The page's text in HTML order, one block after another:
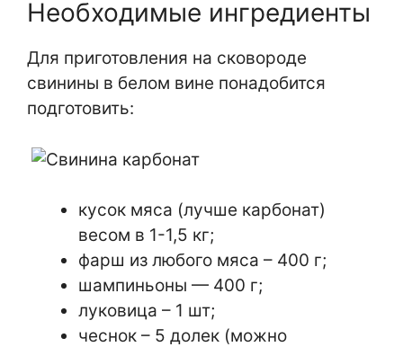
Необходимые ингредиенты
Для приготовления на сковороде
свинины в белом вине понадобится
подготовить:
кусок мяса (лучше карбонат)
весом в 1-1,5 кг;
фарш из любого мяса – 400 г;
шампиньоны — 400 г;
луковица – 1 шт;
чеснок – 5 долек (можно